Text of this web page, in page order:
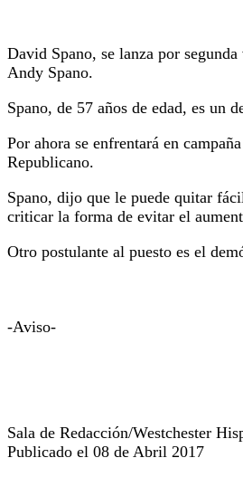
David Spano, se lanza por
Andy Spano.
Spano, de 57 años de edad, es un
Por ahora se enfrentará en
Republicano.
Spano, dijo que le puede quitar
criticar la forma de evitar el
Otro postulante al puesto es el
-Aviso-
Sala de Redacción/Westchester
Publicado el 08 de Abril 2017